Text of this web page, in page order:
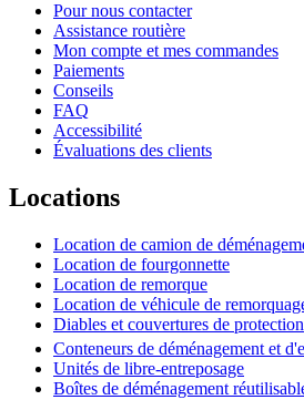
Pour nous contacter
Assistance routière
Mon compte et mes commandes
Paiements
Conseils
FAQ
Accessibilité
Évaluations des clients
Locations
Location de camion de
Location de fourgonnette
Location de remorque
Location de véhicule de
Diables et couvertures de protection
Conteneurs de déménagement et
Unités de libre-entreposage
Boîtes de déménagement